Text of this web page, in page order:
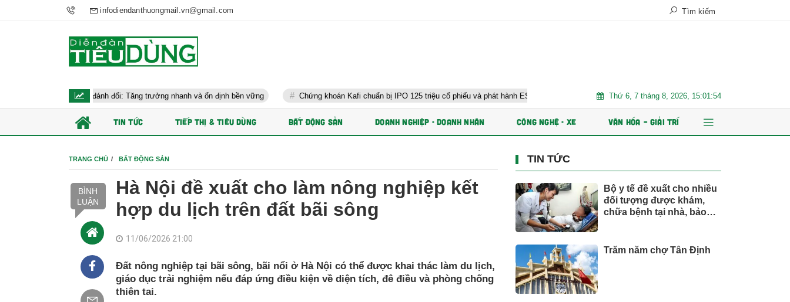
infodiendanthuongmail.vn@gmail.com Tìm kiếm
bài toán đánh đổi: Tăng trưởng nhanh và ổn định bền vững Chứng khoán Kafi chuẩn bị IPO 125 triệu cổ phiếu và phát hành ESOP Xe điện đang áp đảo thị trường MPV Việt Nhiều chỉ tiêu kinh tế 7
Thứ 6, 7 tháng 8, 2026, 15:01:56
TIN TỨC TIẾP THỊ & TIÊU DÙNG BẤT ĐỘNG SẢN DOANH NGHIỆP - DOANH NHÂN CÔNG NGHỆ - XE VĂN HÓA – GIẢI TRÍ
TRANG CHỦ BẤT ĐỘNG SẢN
BÌNH
LUẬN
Hà Nội đề xuất cho làm nông nghiệp kết
hợp du lịch trên đất bãi sông
11/06/2026 21:00
Đất nông nghiệp tại bãi sông, bãi nổi ở Hà Nội có thể được khai thác làm du lịch,
giáo dục trải nghiệm nếu đáp ứng điều kiện về diện tích, đê điều và phòng chống
thiên tai.
TIN TỨC
Bộ y tế đề xuất cho nhiều
đối tượng được khám,
chữa bệnh tại nhà, bảo
Trăm năm chợ Tân Định